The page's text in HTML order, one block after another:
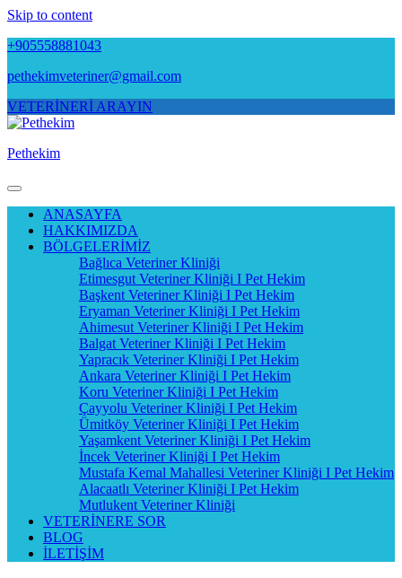
Skip to content
+905558881043
pethekimveteriner@gmail.com
VETERİNERİ ARAYIN
Pethekim
ANASAYFA
HAKKIMIZDA
BÖLGELERİMİZ
Bağlıca Veteriner Kliniği
Etimesgut Veteriner Kliniği I Pet Hekim
Başkent Veteriner Kliniği I Pet Hekim
Eryaman Veteriner Kliniği I Pet Hekim
Ahimesut Veteriner Kliniği I Pet Hekim
Balgat Veteriner Kliniği I Pet Hekim
Yapracık Veteriner Kliniği I Pet Hekim
Ankara Veteriner Kliniği I Pet Hekim
Koru Veteriner Kliniği I Pet Hekim
Çayyolu Veteriner Kliniği I Pet Hekim
Ümitköy Veteriner Kliniği I Pet Hekim
Yaşamkent Veteriner Kliniği I Pet Hekim
İncek Veteriner Kliniği I Pet Hekim
Mustafa Kemal Mahallesi Veteriner Kliniği I Pet Hekim
Alacaatlı Veteriner Kliniği I Pet Hekim
Mutlukent Veteriner Kliniği
VETERİNERE SOR
BLOG
İLETİŞİM